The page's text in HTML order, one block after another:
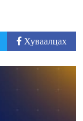
Хуваалцах